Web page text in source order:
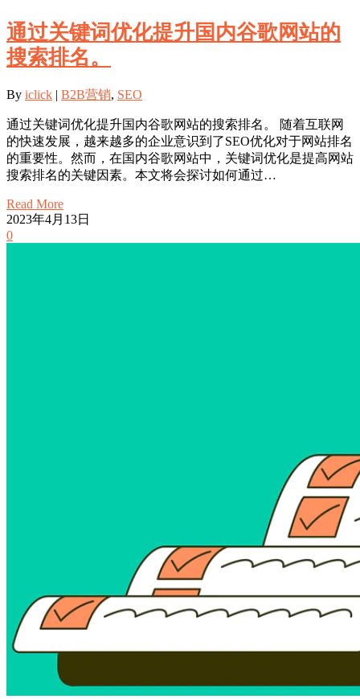
通过关键词优化提升国内谷歌网站的
搜索排名。
By iclick | B2B营销, SEO
通过关键词优化提升国内谷歌网站的搜索排名。 随着互联网
的快速发展，越来越多的企业意识到了SEO优化对于网站排名
的重要性。然而，在国内谷歌网站中，关键词优化是提高网站
搜索排名的关键因素。本文将会探讨如何通过…
Read More
2023年4月13日
0